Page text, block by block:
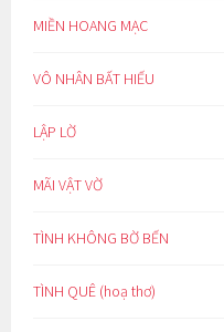
MIỀN HOANG MẠC
VÔ NHÂN BẤT HIẾU
LẬP LỜ
MÃI VẬT VỜ
TÌNH KHÔNG BỜ BẾN
TÌNH QUÊ (hoạ thơ)